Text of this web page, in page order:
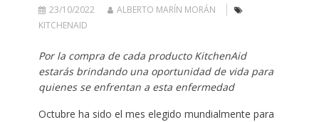
23/10/2022
ALBERTO MARÍN MORÁN
KITCHENAID
Por la compra de cada producto KitchenAid
estarás brindando una oportunidad de vida para
quienes se enfrentan a esta enfermedad
Octubre ha sido el mes elegido mundialmente para